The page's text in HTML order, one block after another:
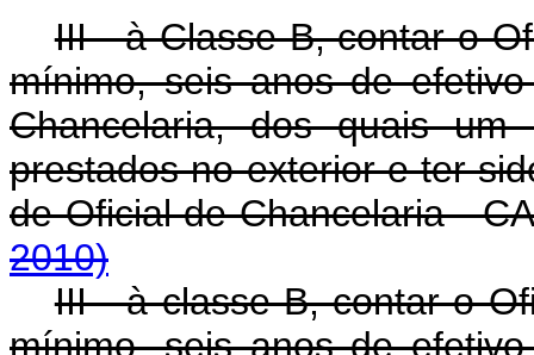
III - à Classe B, contar o
mínimo, seis anos de
Chancelaria, dos quais
prestados no exterior e ter
de Oficial de Chancelaria -
2010)
III - à classe B, contar o
mínimo, seis anos de